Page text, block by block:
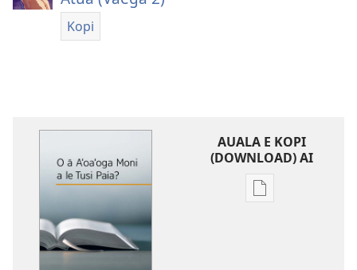
Kopi
AUALA E KOPI
(DOWNLOAD) AI
Vaega